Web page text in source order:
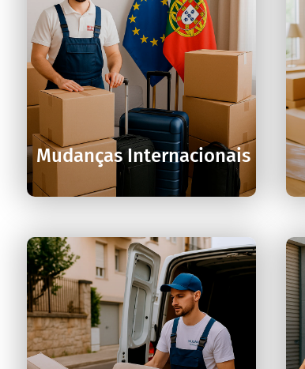

Mudanças Internacionais